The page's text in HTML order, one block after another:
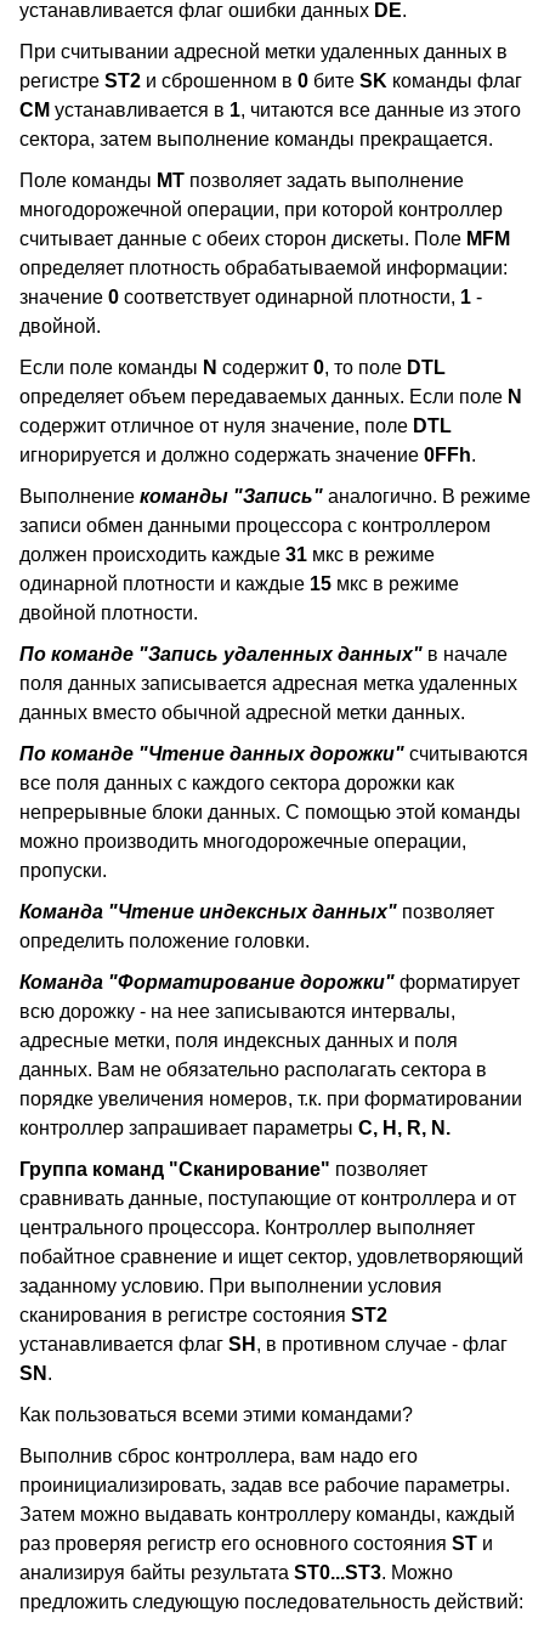
устанавливается флаг ошибки данных DE.
При считывании адресной метки удаленных данных в
регистре ST2 и сброшенном в 0 бите SK команды флаг
CM устанавливается в 1, читаются все данные из этого
сектора, затем выполнение команды прекращается.
Поле команды MT позволяет задать выполнение
многодорожечной операции, при которой контроллер
считывает данные с обеих сторон дискеты. Поле MFM
определяет плотность обрабатываемой информации:
значение 0 соответствует одинарной плотности, 1 -
двойной.
Если поле команды N содержит 0, то поле DTL
определяет объем передаваемых данных. Если поле N
содержит отличное от нуля значение, поле DTL
игнорируется и должно содержать значение 0FFh.
Выполнение команды "Запись" аналогично. В режиме
записи обмен данными процессора с контроллером
должен происходить каждые 31 мкс в режиме
одинарной плотности и каждые 15 мкс в режиме
двойной плотности.
По команде "Запись удаленных данных" в начале
поля данных записывается адресная метка удаленных
данных вместо обычной адресной метки данных.
По команде "Чтение данных дорожки" считываются
все поля данных с каждого сектора дорожки как
непрерывные блоки данных. С помощью этой команды
можно производить многодорожечные операции,
пропуски.
Команда "Чтение индексных данных" позволяет
определить положение головки.
Команда "Форматирование дорожки" форматирует
всю дорожку - на нее записываются интервалы,
адресные метки, поля индексных данных и поля
данных. Вам не обязательно располагать сектора в
порядке увеличения номеров, т.к. при форматировании
контроллер запрашивает параметры C, H, R, N.
Группа команд "Сканирование" позволяет
сравнивать данные, поступающие от контроллера и от
центрального процессора. Контроллер выполняет
побайтное сравнение и ищет сектор, удовлетворяющий
заданному условию. При выполнении условия
сканирования в регистре состояния ST2
устанавливается флаг SH , в противном случае - флаг
SN .
Как пользоваться всеми этими командами?
Выполнив сброс контроллера, вам надо его
проинициализировать, задав все рабочие параметры.
Затем можно выдавать контроллеру команды, каждый
раз проверяя регистр его основного состояния ST и
анализируя байты результата ST0...ST3. Можно
предложить следующую последовательность действий: